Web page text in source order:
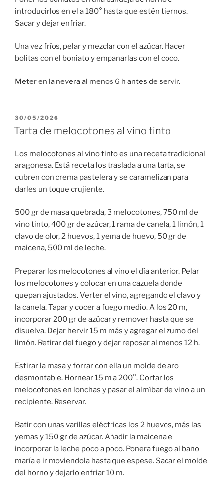
introducirlos en el a 180° hasta que estén tiernos.
Sacar y dejar enfriar.
Una vez fríos, pelar y mezclar con el azúcar. Hacer
bolitas con el boniato y empanarlas con el coco.
Meter en la nevera al menos 6 h antes de servir.
PUBLICADO
EL
30/05/2026
Tarta de melocotones al vino tinto
Los melocotones al vino tinto es una receta tradicional
aragonesa. Está receta los traslada a una tarta, se
cubren con crema pastelera y se caramelizan para
darles un toque crujiente.
500 gr de masa quebrada, 3 melocotones, 750 ml de
vino tinto, 400 gr de azúcar, 1 rama de canela, 1 limón, 1
clavo de olor, 2 huevos, 1 yema de huevo, 50 gr de
maicena, 500 ml de leche.
Preparar los melocotones al vino el día anterior. Pelar
los melocotones y colocar en una cazuela donde
quepan ajustados. Verter el vino, agregando el clavo y
la canela. Tapar y cocer a fuego medio. A los 20 m,
incorporar 200 gr de azúcar y remover hasta que se
disuelva. Dejar hervir 15 m más y agregar el zumo del
limón. Retirar del fuego y dejar reposar al menos 12 h.
Estirar la masa y forrar con ella un molde de aro
desmontable. Hornear 15 m a 200°. Cortar los
melocotones en lonchas y pasar el almíbar de vino a un
recipiente. Reservar.
Batir con unas varillas eléctricas los 2 huevos, más las
yemas y 150 gr de azúcar. Añadir la maicena e
incorporar la leche poco a poco. Ponera fuego al baño
maría e ir moviendola hasta que espese. Sacar el molde
del horno y dejarlo enfriar 10 m.